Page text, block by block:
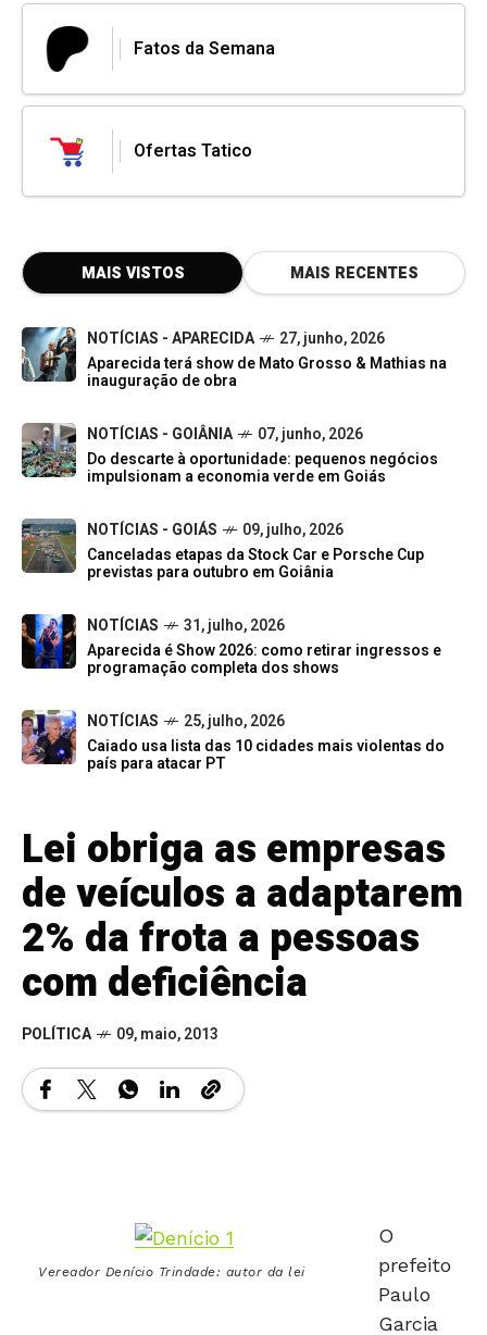
Fatos da Semana
Ofertas Tatico
MAIS VISTOS MAIS RECENTES
NOTÍCIAS - APARECIDA
27, junho, 2026
Aparecida terá show de Mato Grosso & Mathias na
inauguração de obra
NOTÍCIAS - GOIÂNIA
07, junho, 2026
Do descarte à oportunidade: pequenos negócios
impulsionam a economia verde em Goiás
NOTÍCIAS - GOIÁS
09, julho, 2026
Canceladas etapas da Stock Car e Porsche Cup
previstas para outubro em Goiânia
NOTÍCIAS
31, julho, 2026
Aparecida é Show 2026: como retirar ingressos e
programação completa dos shows
NOTÍCIAS
25, julho, 2026
Caiado usa lista das 10 cidades mais violentas do
país para atacar PT
Lei obriga as empresas
de veículos a adaptarem
2% da frota a pessoas
com deficiência
POLÍTICA 09, maio, 2013
Vereador Denício Trindade: autor da lei
prefeito
Paulo
Garcia
sancionou na tarde desta quinta-feira, 8, lei